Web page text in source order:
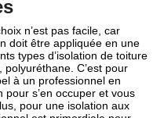
n’est pas facile, car
doit être appliquée en une
types d’isolation de toiture
C’est pour
à un professionnel en
s’en occuper et vous
pour une isolation aux